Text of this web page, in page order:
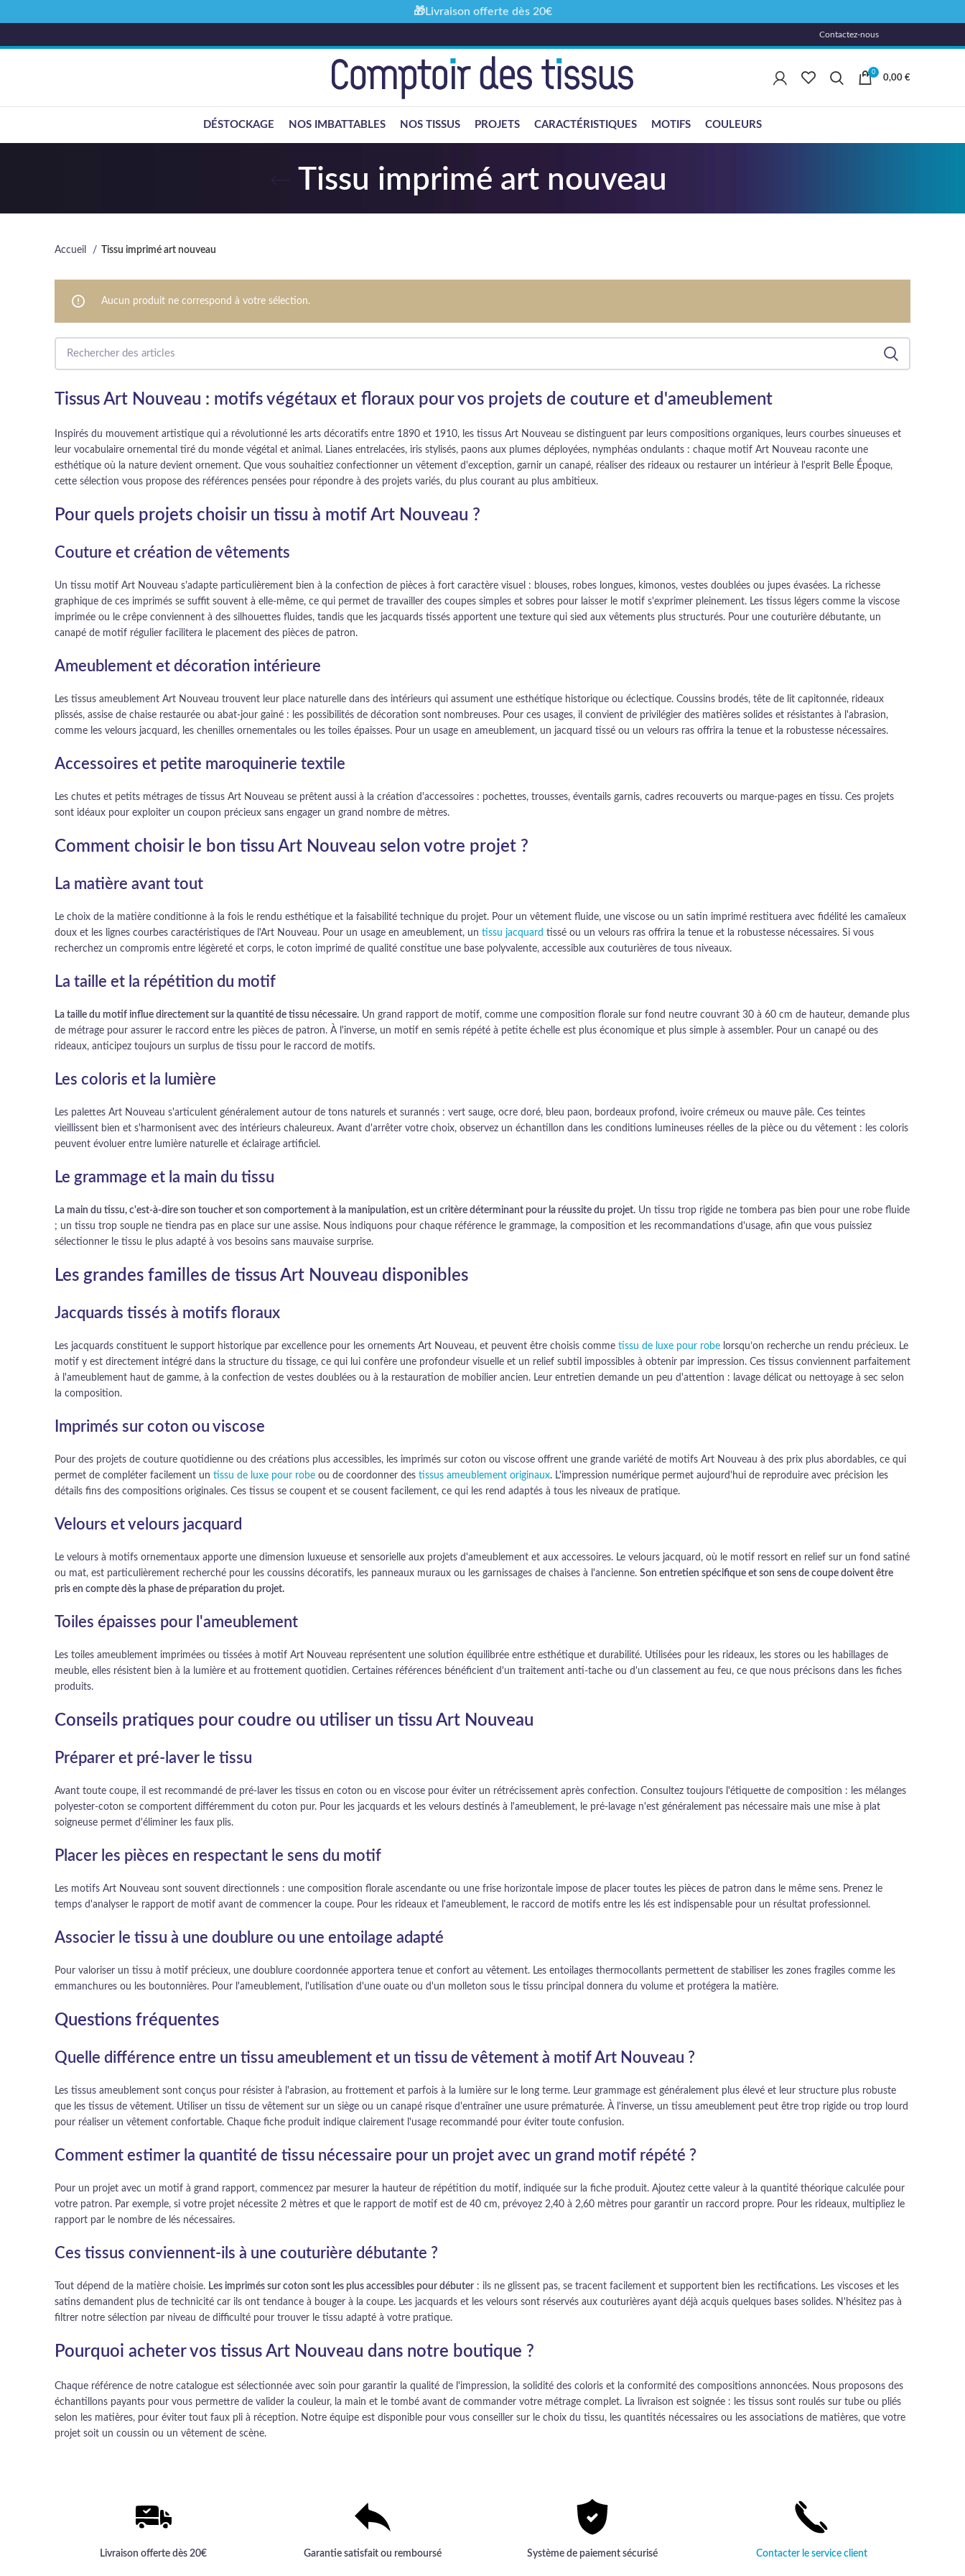
Contactez-nous
0
0,00 €
DÉSTOCKAGE NOS IMBATTABLES NOS TISSUS PROJETS CARACTÉRISTIQUES MOTIFS COULEURS
Tissu imprimé art nouveau
Accueil Tissu imprimé art nouveau
Aucun produit ne correspond à votre sélection.
Tissus Art Nouveau : motifs végétaux et floraux pour vos projets de couture et d'ameublement
Inspirés du mouvement artistique qui a révolutionné les arts décoratifs entre 1890 et 1910, les tissus Art Nouveau se distinguent par leurs compositions organiques, leurs courbes sinueuses et
leur vocabulaire ornemental tiré du monde végétal et animal. Lianes entrelacées, iris stylisés, paons aux plumes déployées, nymphéas ondulants : chaque motif Art Nouveau raconte une
esthétique où la nature devient ornement. Que vous souhaitiez confectionner un vêtement d'exception, garnir un canapé, réaliser des rideaux ou restaurer un intérieur à l'esprit Belle Époque,
cette sélection vous propose des références pensées pour répondre à des projets variés, du plus courant au plus ambitieux.
Pour quels projets choisir un tissu à motif Art Nouveau ?
Couture et création de vêtements
Un tissu motif Art Nouveau s'adapte particulièrement bien à la confection de pièces à fort caractère visuel : blouses, robes longues, kimonos, vestes doublées ou jupes évasées. La richesse
graphique de ces imprimés se suffit souvent à elle-même, ce qui permet de travailler des coupes simples et sobres pour laisser le motif s'exprimer pleinement. Les tissus légers comme la viscose
imprimée ou le crêpe conviennent à des silhouettes fluides, tandis que les jacquards tissés apportent une texture qui sied aux vêtements plus structurés. Pour une couturière débutante, un
canapé de motif régulier facilitera le placement des pièces de patron.
Ameublement et décoration intérieure
Les tissus ameublement Art Nouveau trouvent leur place naturelle dans des intérieurs qui assument une esthétique historique ou éclectique. Coussins brodés, tête de lit capitonnée, rideaux
plissés, assise de chaise restaurée ou abat-jour gainé : les possibilités de décoration sont nombreuses. Pour ces usages, il convient de privilégier des matières solides et résistantes à l'abrasion,
comme les velours jacquard, les chenilles ornementales ou les toiles épaisses. Pour un usage en ameublement, un jacquard tissé ou un velours ras offrira la tenue et la robustesse nécessaires.
Accessoires et petite maroquinerie textile
Les chutes et petits métrages de tissus Art Nouveau se prêtent aussi à la création d'accessoires : pochettes, trousses, éventails garnis, cadres recouverts ou marque-pages en tissu. Ces projets
sont idéaux pour exploiter un coupon précieux sans engager un grand nombre de mètres.
Comment choisir le bon tissu Art Nouveau selon votre projet ?
La matière avant tout
Le choix de la matière conditionne à la fois le rendu esthétique et la faisabilité technique du projet. Pour un vêtement fluide, une viscose ou un satin imprimé restituera avec fidélité les camaïeux
doux et les lignes courbes caractéristiques de l'Art Nouveau. Pour un usage en ameublement, un tissu jacquard tissé ou un velours ras offrira la tenue et la robustesse nécessaires. Si vous
recherchez un compromis entre légèreté et corps, le coton imprimé de qualité constitue une base polyvalente, accessible aux couturières de tous niveaux.
La taille et la répétition du motif
La taille du motif influe directement sur la quantité de tissu nécessaire. Un grand rapport de motif, comme une composition florale sur fond neutre couvrant 30 à 60 cm de hauteur, demande plus
de métrage pour assurer le raccord entre les pièces de patron. À l'inverse, un motif en semis répété à petite échelle est plus économique et plus simple à assembler. Pour un canapé ou des
rideaux, anticipez toujours un surplus de tissu pour le raccord de motifs.
Les coloris et la lumière
Les palettes Art Nouveau s'articulent généralement autour de tons naturels et surannés : vert sauge, ocre doré, bleu paon, bordeaux profond, ivoire crémeux ou mauve pâle. Ces teintes
vieillissent bien et s'harmonisent avec des intérieurs chaleureux. Avant d'arrêter votre choix, observez un échantillon dans les conditions lumineuses réelles de la pièce ou du vêtement : les coloris
peuvent évoluer entre lumière naturelle et éclairage artificiel.
Le grammage et la main du tissu
La main du tissu, c'est-à-dire son toucher et son comportement à la manipulation, est un critère déterminant pour la réussite du projet. Un tissu trop rigide ne tombera pas bien pour une robe fluide
; un tissu trop souple ne tiendra pas en place sur une assise. Nous indiquons pour chaque référence le grammage, la composition et les recommandations d'usage, afin que vous puissiez
sélectionner le tissu le plus adapté à vos besoins sans mauvaise surprise.
Les grandes familles de tissus Art Nouveau disponibles
Jacquards tissés à motifs floraux
Les jacquards constituent le support historique par excellence pour les ornements Art Nouveau, et peuvent être choisis comme tissu de luxe pour robe lorsqu’on recherche un rendu précieux. Le
motif y est directement intégré dans la structure du tissage, ce qui lui confère une profondeur visuelle et un relief subtil impossibles à obtenir par impression. Ces tissus conviennent parfaitement
à l'ameublement haut de gamme, à la confection de vestes doublées ou à la restauration de mobilier ancien. Leur entretien demande un peu d'attention : lavage délicat ou nettoyage à sec selon
la composition.
Imprimés sur coton ou viscose
Pour des projets de couture quotidienne ou des créations plus accessibles, les imprimés sur coton ou viscose offrent une grande variété de motifs Art Nouveau à des prix plus abordables, ce qui
permet de compléter facilement un tissu de luxe pour robe ou de coordonner des tissus ameublement originaux. L'impression numérique permet aujourd'hui de reproduire avec précision les
détails fins des compositions originales. Ces tissus se coupent et se cousent facilement, ce qui les rend adaptés à tous les niveaux de pratique.
Velours et velours jacquard
Le velours à motifs ornementaux apporte une dimension luxueuse et sensorielle aux projets d'ameublement et aux accessoires. Le velours jacquard, où le motif ressort en relief sur un fond satiné
ou mat, est particulièrement recherché pour les coussins décoratifs, les panneaux muraux ou les garnissages de chaises à l'ancienne. Son entretien spécifique et son sens de coupe doivent être
pris en compte dès la phase de préparation du projet.
Toiles épaisses pour l'ameublement
Les toiles ameublement imprimées ou tissées à motif Art Nouveau représentent une solution équilibrée entre esthétique et durabilité. Utilisées pour les rideaux, les stores ou les habillages de
meuble, elles résistent bien à la lumière et au frottement quotidien. Certaines références bénéficient d'un traitement anti-tache ou d'un classement au feu, ce que nous précisons dans les fiches
produits.
Conseils pratiques pour coudre ou utiliser un tissu Art Nouveau
Préparer et pré-laver le tissu
Avant toute coupe, il est recommandé de pré-laver les tissus en coton ou en viscose pour éviter un rétrécissement après confection. Consultez toujours l'étiquette de composition : les mélanges
polyester-coton se comportent différemment du coton pur. Pour les jacquards et les velours destinés à l'ameublement, le pré-lavage n'est généralement pas nécessaire mais une mise à plat
soigneuse permet d'éliminer les faux plis.
Placer les pièces en respectant le sens du motif
Les motifs Art Nouveau sont souvent directionnels : une composition florale ascendante ou une frise horizontale impose de placer toutes les pièces de patron dans le même sens. Prenez le
temps d'analyser le rapport de motif avant de commencer la coupe. Pour les rideaux et l'ameublement, le raccord de motifs entre les lés est indispensable pour un résultat professionnel.
Associer le tissu à une doublure ou une entoilage adapté
Pour valoriser un tissu à motif précieux, une doublure coordonnée apportera tenue et confort au vêtement. Les entoilages thermocollants permettent de stabiliser les zones fragiles comme les
emmanchures ou les boutonnières. Pour l'ameublement, l'utilisation d'une ouate ou d'un molleton sous le tissu principal donnera du volume et protégera la matière.
Questions fréquentes
Quelle différence entre un tissu ameublement et un tissu de vêtement à motif Art Nouveau ?
Les tissus ameublement sont conçus pour résister à l'abrasion, au frottement et parfois à la lumière sur le long terme. Leur grammage est généralement plus élevé et leur structure plus robuste
que les tissus de vêtement. Utiliser un tissu de vêtement sur un siège ou un canapé risque d'entraîner une usure prématurée. À l'inverse, un tissu ameublement peut être trop rigide ou trop lourd
pour réaliser un vêtement confortable. Chaque fiche produit indique clairement l'usage recommandé pour éviter toute confusion.
Comment estimer la quantité de tissu nécessaire pour un projet avec un grand motif répété ?
Pour un projet avec un motif à grand rapport, commencez par mesurer la hauteur de répétition du motif, indiquée sur la fiche produit. Ajoutez cette valeur à la quantité théorique calculée pour
votre patron. Par exemple, si votre projet nécessite 2 mètres et que le rapport de motif est de 40 cm, prévoyez 2,40 à 2,60 mètres pour garantir un raccord propre. Pour les rideaux, multipliez le
rapport par le nombre de lés nécessaires.
Ces tissus conviennent-ils à une couturière débutante ?
Tout dépend de la matière choisie. Les imprimés sur coton sont les plus accessibles pour débuter : ils ne glissent pas, se tracent facilement et supportent bien les rectifications. Les viscoses et les
satins demandent plus de technicité car ils ont tendance à bouger à la coupe. Les jacquards et les velours sont réservés aux couturières ayant déjà acquis quelques bases solides. N'hésitez pas à
filtrer notre sélection par niveau de difficulté pour trouver le tissu adapté à votre pratique.
Pourquoi acheter vos tissus Art Nouveau dans notre boutique ?
Chaque référence de notre catalogue est sélectionnée avec soin pour garantir la qualité de l'impression, la solidité des coloris et la conformité des compositions annoncées. Nous proposons des
échantillons payants pour vous permettre de valider la couleur, la main et le tombé avant de commander votre métrage complet. La livraison est soignée : les tissus sont roulés sur tube ou pliés
selon les matières, pour éviter tout faux pli à réception. Notre équipe est disponible pour vous conseiller sur le choix du tissu, les quantités nécessaires ou les associations de matières, que votre
projet soit un coussin ou un vêtement de scène.
Livraison offerte dès 20€ Garantie satisfait ou remboursé Système de paiement sécurisé Contacter le service client
🎁Livraison offerte dès 20€